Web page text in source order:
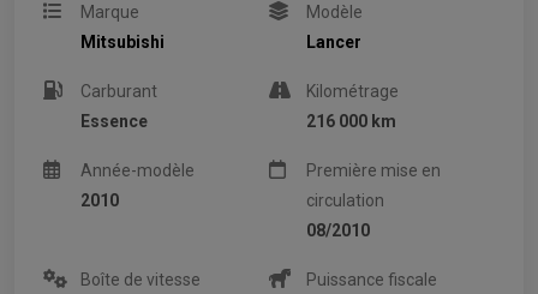
Marque
Mitsubishi
Modèle
Lancer
Carburant
Essence
Kilométrage
216 000 km
Année-modèle
2010
Première mise en
circulation
08/2010
Boîte de vitesse
Puissance fiscale